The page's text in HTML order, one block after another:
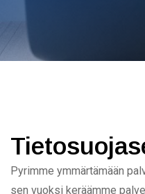
Pyrimme ymmärtämään
sen vuoksi keräämme